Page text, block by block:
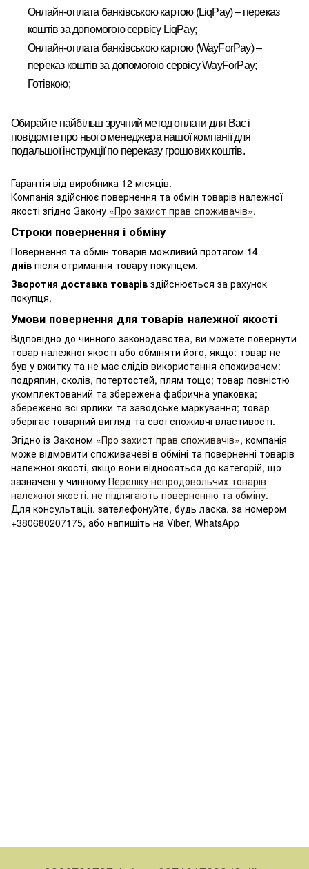
Онлайн-оплата банківською картою (LiqPay)– переказ
коштів за допомогою сервісу LiqPay;
Онлайн-оплата банківською картою (WayForPay)–
переказ коштів за допомогою сервісуWayForPay;
Готівкою;
Обирайте найбільш зручний метод оплати для Вас і
повідомте про нього менеджера нашої компанії для
подальшої інструкції по переказу грошових коштів.
Гарантія від виробника 12 місяців.
Компанія здійснює повернення та обмін товарів належної
якості згідно Закону «Про захист прав споживачів».
Строки повернення і обміну
Повернення та обмін товарів можливий протягом 14
днів після отримання товару покупцем.
Зворотня доставка товарів здійснюється за рахунок
покупця.
Умови повернення для товарів належної якості
Відповідно до чинного законодавства, ви можете повернути
товар належної якості або обміняти його, якщо: товар не
був у вжитку та не має слідів використання споживачем:
подряпин, сколів, потертостей, плям тощо; товар повністю
укомплектований та збережена фабрична упаковка;
збережено всі ярлики та заводське маркування; товар
зберігає товарний вигляд та свої споживчі властивості.
Згідно із Законом «Про захист прав споживачів», компанія
може відмовити споживачеві в обміні та поверненні товарів
належної якості, якщо вони відносяться до категорій, що
зазначені у чинному Переліку непродовольчих товарів
належної якості, не підлягають поверненню та обміну.
Для консультації, зателефонуйте, будь ласка, за номером
+380680207175, або напишіть на Viber, WhatsApp